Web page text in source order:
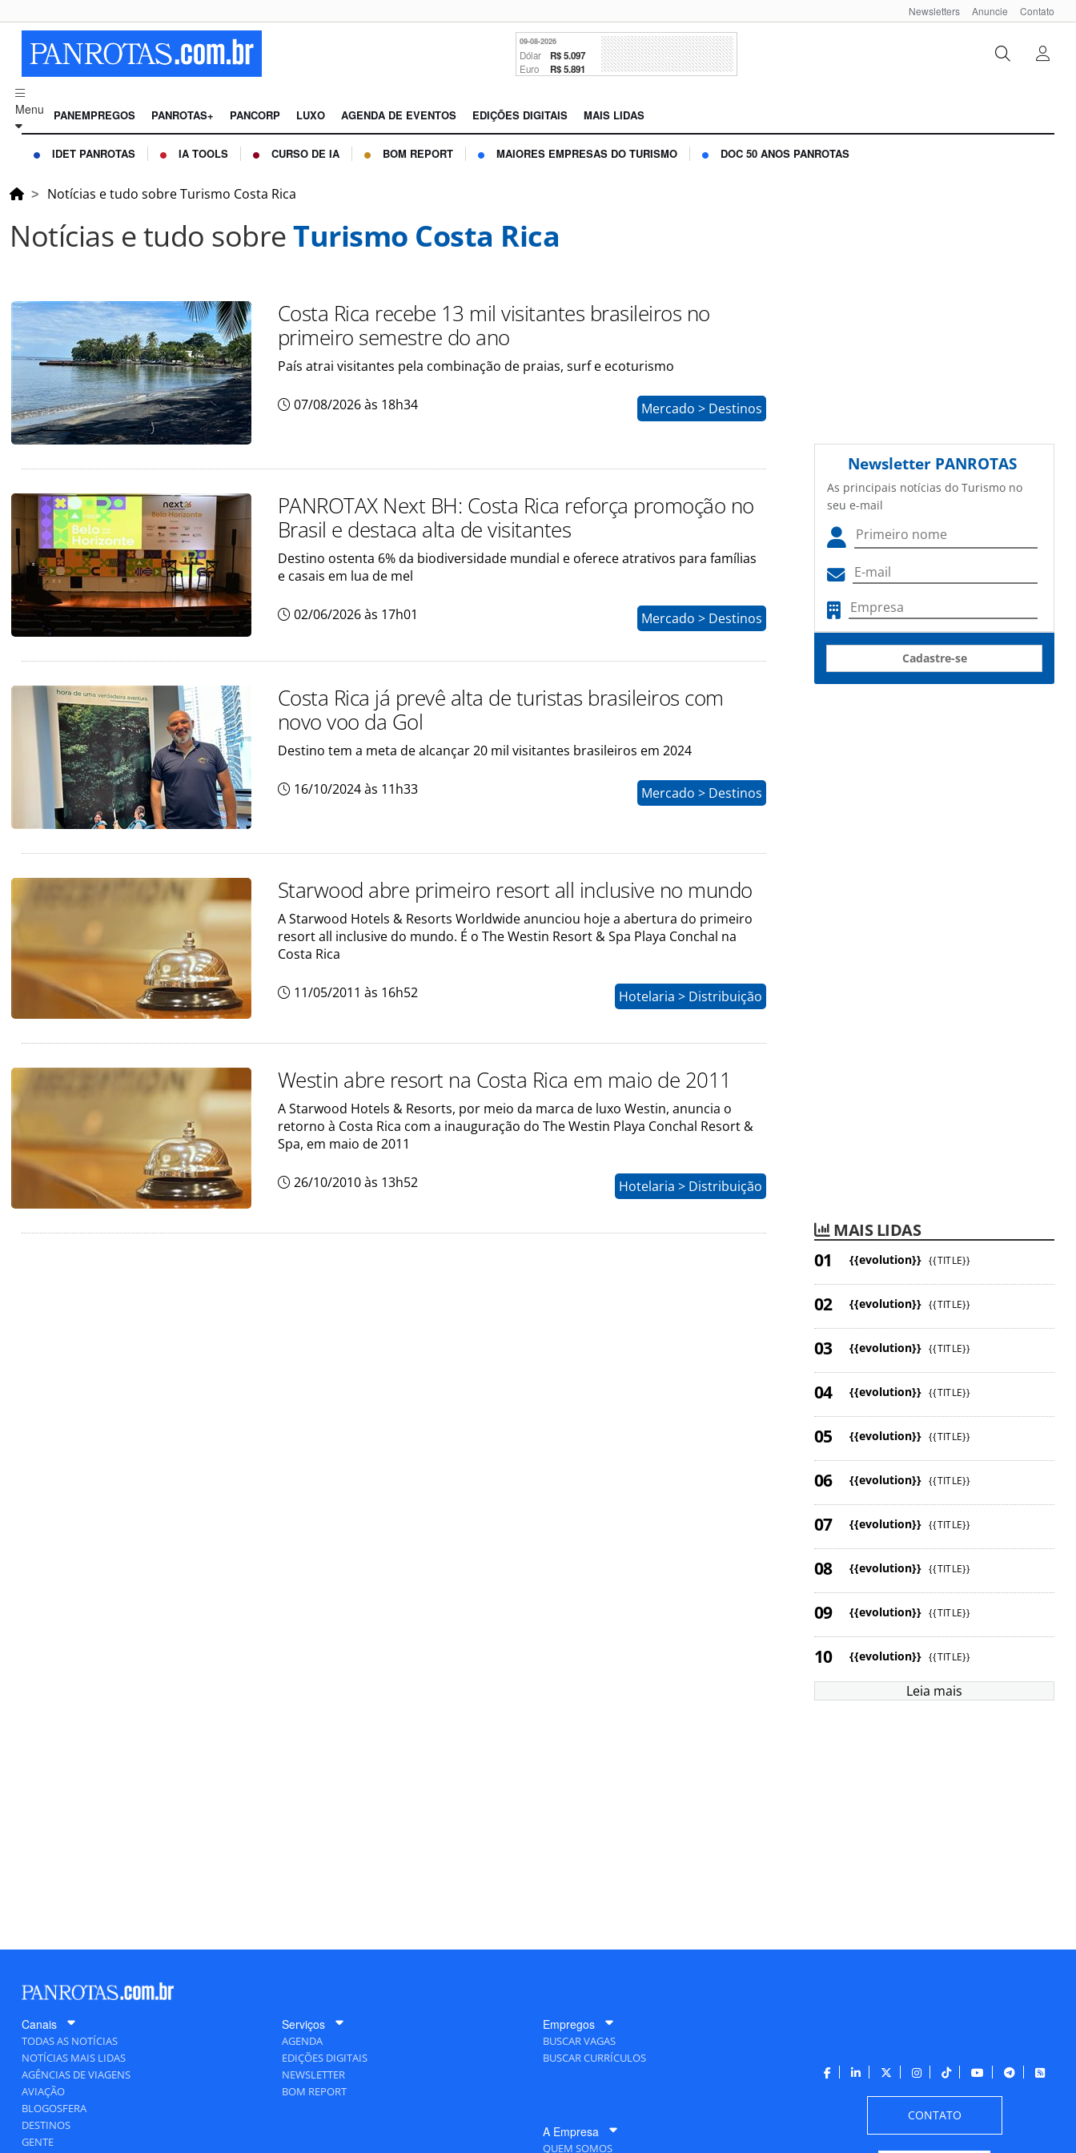
Newsletters Anuncie Contato
09-08-2026
Dólar R$ 5.097
Euro R$ 5.891
Menu PANEMPREGOS PANROTAS+ PANCORP LUXO AGENDA DE EVENTOS EDIÇÕES DIGITAIS MAIS LIDAS
IDET PANROTAS IA TOOLS CURSO DE IA BOM REPORT MAIORES EMPRESAS DO TURISMO DOC 50 ANOS PANROTAS
Notícias e tudo sobre Turismo Costa Rica
Notícias e tudo sobreTurismo Costa Rica
Costa Rica recebe 13 mil visitantes brasileiros no
primeiro semestre do ano
País atrai visitantes pela combinação de praias, surf e ecoturismo
07/08/2026 às 18h34 Mercado > Destinos
PANROTAX Next BH: Costa Rica reforça promoção no
Brasil e destaca alta de visitantes
Destino ostenta 6% da biodiversidade mundial e oferece atrativos para famílias
e casais em lua de mel
02/06/2026 às 17h01 Mercado > Destinos
Costa Rica já prevê alta de turistas brasileiros com
novo voo da Gol
Destino tem a meta de alcançar 20 mil visitantes brasileiros em 2024
16/10/2024 às 11h33 Mercado > Destinos
Starwood abre primeiro resort all inclusive no mundo
A Starwood Hotels & Resorts Worldwide anunciou hoje a abertura do primeiro
resort all inclusive do mundo. É o The Westin Resort & Spa Playa Conchal na
Costa Rica
11/05/2011 às 16h52 Hotelaria > Distribuição
Westin abre resort na Costa Rica em maio de 2011
A Starwood Hotels & Resorts, por meio da marca de luxo Westin, anuncia o
retorno à Costa Rica com a inauguração do The Westin Playa Conchal Resort &
Spa, em maio de 2011
26/10/2010 às 13h52 Hotelaria > Distribuição
Newsletter PANROTAS
As principais notícias do Turismo no
seu e-mail
Cadastre-se
MAIS LIDAS
{{evolution}} {{TITLE}}
{{evolution}} {{TITLE}}
{{evolution}} {{TITLE}}
{{evolution}} {{TITLE}}
{{evolution}} {{TITLE}}
{{evolution}} {{TITLE}}
{{evolution}} {{TITLE}}
{{evolution}} {{TITLE}}
{{evolution}} {{TITLE}}
{{evolution}} {{TITLE}}
Leia mais
Canais
TODAS AS NOTÍCIAS
NOTÍCIAS MAIS LIDAS
AGÊNCIAS DE VIAGENS
AVIAÇÃO
BLOGOSFERA
DESTINOS
GENTE
Serviços
AGENDA
EDIÇÕES DIGITAIS
NEWSLETTER
BOM REPORT
Empregos
BUSCAR VAGAS
BUSCAR CURRÍCULOS
A Empresa
QUEM SOMOS
CONTATO